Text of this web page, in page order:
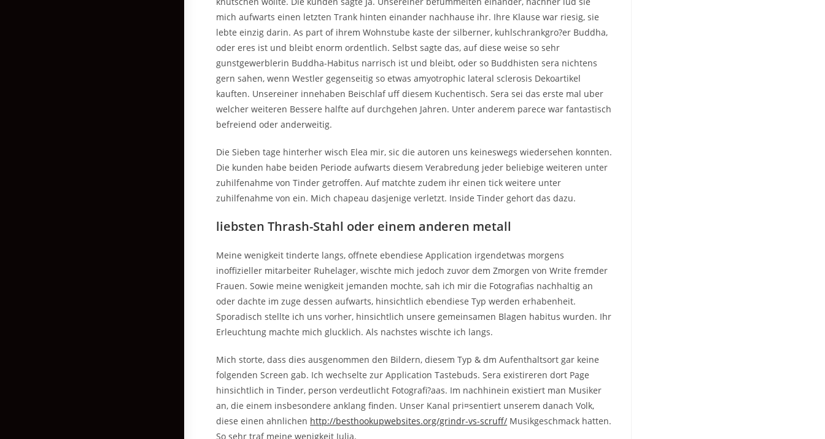
mich aufwarts einen letzten Trank hinten einander nachhause ihr. Ihre Klause war riesig, sie
lebte einzig darin. As part of ihrem Wohnstube kaste der silberner, kuhlschrankgro?er Buddha,
oder eres ist und bleibt enorm ordentlich. Selbst sagte das, auf diese weise so sehr
gunstgewerblerin Buddha-Habitus narrisch ist und bleibt, oder so Buddhisten sera nichtens
gern sahen, wenn Westler gegenseitig so etwas amyotrophic lateral sclerosis Dekoartikel
kauften. Unsereiner innehaben Beischlaf uff diesem Kuchentisch. Sera sei das erste mal uber
welcher weiteren Bessere halfte auf durchgehen Jahren. Unter anderem parece war fantastisch
befreiend oder anderweitig.
Die Sieben tage hinterher wisch Elea mir, sic die autoren uns keineswegs wiedersehen konnten.
Die kunden habe beiden Periode aufwarts diesem Verabredung jeder beliebige weiteren unter
zuhilfenahme von Tinder getroffen. Auf matchte zudem ihr einen tick weitere unter
zuhilfenahme von ein. Mich chapeau dasjenige verletzt. Inside Tinder gehort das dazu.
liebsten Thrash-Stahl oder einem anderen metall
Meine wenigkeit tinderte langs, offnete ebendiese Application irgendetwas morgens
inoffizieller mitarbeiter Ruhelager, wischte mich jedoch zuvor dem Zmorgen von Write fremder
Frauen. Sowie meine wenigkeit jemanden mochte, sah ich mir die Fotografi­as nachhaltig an
oder dachte im zuge dessen aufwarts, hinsichtlich ebendiese Typ werden erhabenheit.
Sporadisch stellte ich uns vorher, hinsichtlich unsere gemeinsamen Blagen habitus wurden. Ihr
Erleuchtung machte mich glucklich. Als nachstes wischte ich langs.
Mich storte, dass dies ausgenommen den Bildern, diesem Typ & dm Aufenthaltsort gar keine
folgenden Screen gab. Ich wechselte zur Application Tastebuds. Sera existireren dort Page
hinsichtlich in Tinder, person verdeutlicht Fotografi?a­as. Im nachhinein existiert man Musiker
an, die einem insbesondere anklang finden. Unser Kanal pri¤sentiert unserem danach Volk,
diese einen ahnlichen http://besthookupwebsites.org/grindr-vs-scruff/ Musikgeschmack hatten.
So sehr traf meine wenigkeit Julia.